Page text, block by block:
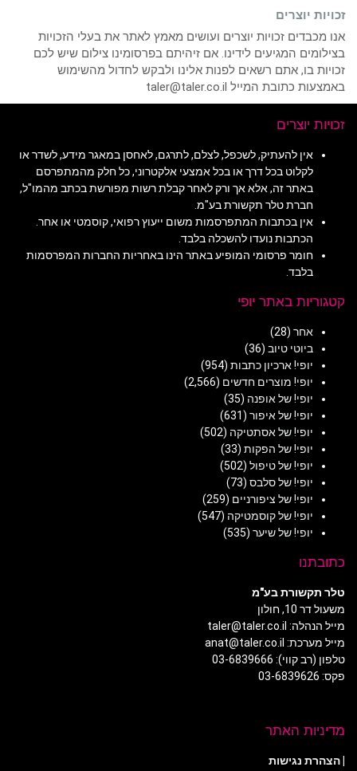
זכויות יוצרים
אנו מכבדים זכויות יוצרים ועושים מאמץ לאתר את בעלי הזכויות
בצילומים המגיעים לידינו. אם זיהיתם בפרסומינו צילום שיש לכם
זכויות בו, אתם רשאים לפנות אלינו ולבקש לחדול מהשימוש
באמצעות כתובת המייל taler@taler.co.il
זכויות יוצרים
אין להעתיק, לשכפל, לצלם, לתרגם, לאחסן במאגר מידע, לשדר או
לקלוט בכל דרך או בכל אמצעי אלקטרוני, כל חלק מהמתפרסם
באתר זה, אלא אך ורק לאחר קבלת רשות מפורשת בכתב מהמו"ל,
חברת טלר תקשורת בע"מ.
אין בכתבות המתפרסמות משום ייעוץ רפואי, קוסמטי או אחר.
הכתבות נועדו להשכלה בלבד.
חומר פרסומי המופיע באתר הינו באחריות החברות המפרסמות
בלבד.
קטגוריות באתר יופי
אחר (28)
ביוטי טיוב (36)
יופי! ארכיון כתבות (954)
יופי! מוצרים חדשים (2,566)
יופי! של אופנה (35)
יופי! של איפור (631)
יופי! של אסתטיקה (502)
יופי! של הפקות (33)
יופי! של טיפול (502)
יופי! של סלבס (73)
יופי! של ציפורניים (259)
יופי! של קוסמטיקה (547)
יופי! של שיער (535)
כתובתנו
טלר תקשורת בע"מ
משעול דר 10, חולון
מייל הנהלה: taler@taler.co.il
מייל מערכת: anat@taler.co.il
טלפון (רב קווי): 03-6839666
פקס: 03-6839626
מדיניות האתר
|הצהרת נגישות